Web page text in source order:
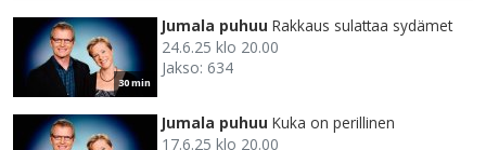
30 min
Jumala puhuu Rakkaus sulattaa sydämet
24.6.25 klo 20.00
Jakso: 634
Jumala puhuu Kuka on perillinen
17.6.25 klo 20.00